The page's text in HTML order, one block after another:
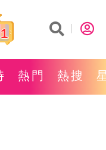
1
熱門 熱搜